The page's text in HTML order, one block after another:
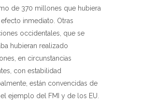
de 370 millones que hubiera
inmediato. Otras
occidentales, que se
hubieran realizado
en circunstancias
con estabilidad
están convencidas de
ejemplo del FMI y de los EU.